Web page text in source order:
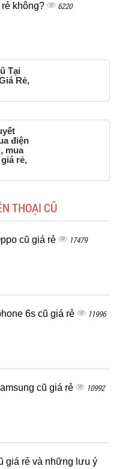
không?
6220
Tại
Rẻ,
điện
mua
rẻ,
THOẠI CŨ
cũ giá rẻ 17479
6s cũ giá rẻ 11996
cũ giá rẻ 10992
giá rẻ và những lưu ý